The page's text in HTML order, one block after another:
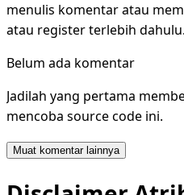
menulis komentar atau
atau register terlebih dahulu.
Belum ada komentar
Jadilah yang pertama
mencoba source code ini.
Muat komentar lainnya